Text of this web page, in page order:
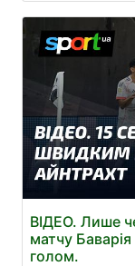
ВІДЕО. Лише
матчу
голом.